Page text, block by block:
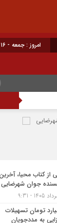
امروز : جمعه - ۱۶ مرداد - ۱۴۰۵
۶۴ میلیارد تومان تسهیلات اشتغالزایی به مددجویان کمیته امداد شهرضا پرداخت شد
از کتاب محیا،
جوان شهرضایی
تومان تسهیلات
به مددجویان